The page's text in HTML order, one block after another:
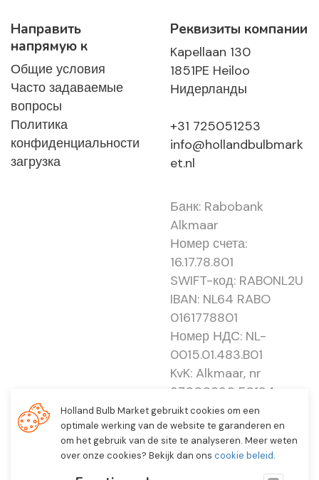
Направить
напрямую к
Общие условия
Часто задаваемые
вопросы
Политика
конфиденциальности
загрузка
Реквизиты компании
Kapellaan 130
1851PE Heiloo
Нидерланды
+31 725051253
info@hollandbulbmark
et.nl
Банк: Rabobank
Alkmaar
Номер счета:
16.17.78.801
SWIFT-код: RABONL2U
IBAN: NL64 RABO
0161778801
Номер НДС: NL-
0015.01.483.B01
KvK: Alkmaar, nr
37000830 E0194 -
EBO 505
Holland Bulb Market gebruikt cookies om een
optimale werking van de website te garanderen en
om het gebruik van de site te analyseren. Meer weten
over onze cookies? Bekijk dan ons cookie beleid.